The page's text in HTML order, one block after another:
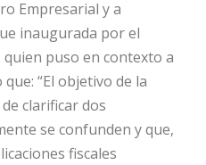
Empresarial y a
inaugurada por el
quien puso en contexto a
“El objetivo de la
clarificar dos
se confunden y que,
fiscales